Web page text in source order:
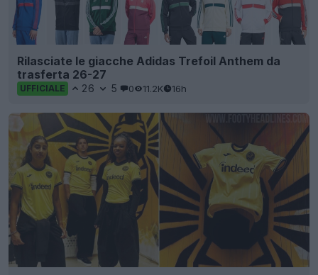
Rilasciate le giacche Adidas Trefoil Anthem da
trasferta 26-27
UFFICIALE 26 5 0 11.2K 16h